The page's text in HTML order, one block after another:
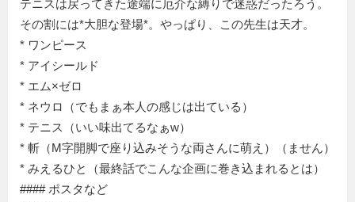
テニスは戻ってきた途端に厄介な縛りで迷惑だったろう。
その割には*大胆な登場*。やっぱり、この先生は天才。
* ワンピース
* アイシールド
* エム×ゼロ
* ネウロ（でもまぁ本人の感じは出ている）
* テニス（いい味出てるなぁw）
* 斬（M字開脚で座り込みそうな両さんに萌え）（ません）
* みえるひと（最終話でこんな企画に巻き込まれるとは）
#### ポスタなど